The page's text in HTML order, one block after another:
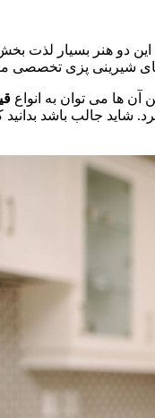
دو هنر بسیار لذت
شیرینی پزی تخصصی
آن ها می توان به انواع
جالب باشد بدانید